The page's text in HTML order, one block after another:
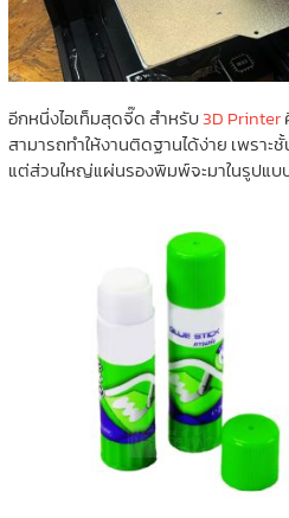
อีกหนึ่งไอเท็มสุดจี๊ด สำหรับ3D Printer
สามารถทำให้งานติดฐานได้ง่าย เพรา
แต่ส่วนใหญ่แผ่นรองพิมพ์จะมาในรูปแบ